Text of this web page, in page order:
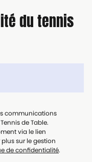
du tennis
communications
de Table.
via le lien
sur le gestion
de confidentialité.